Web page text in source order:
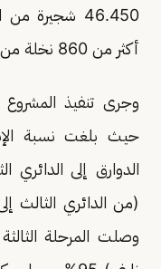
46.450
أكثر من 860 نخلة من نوع واشنطونيا.
وجرى تنفيذ المشروع
حيث بلغت نسبة
وصلت المرحلة